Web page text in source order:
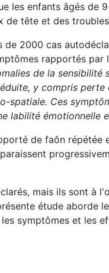
les enfants âgés de
tête et des
2000 cas
rapportés par
de la
y compris perte
Ces
labilité émotionnelle
de faôn répétée
mais ils sont à
étude aborde
symptômes et les